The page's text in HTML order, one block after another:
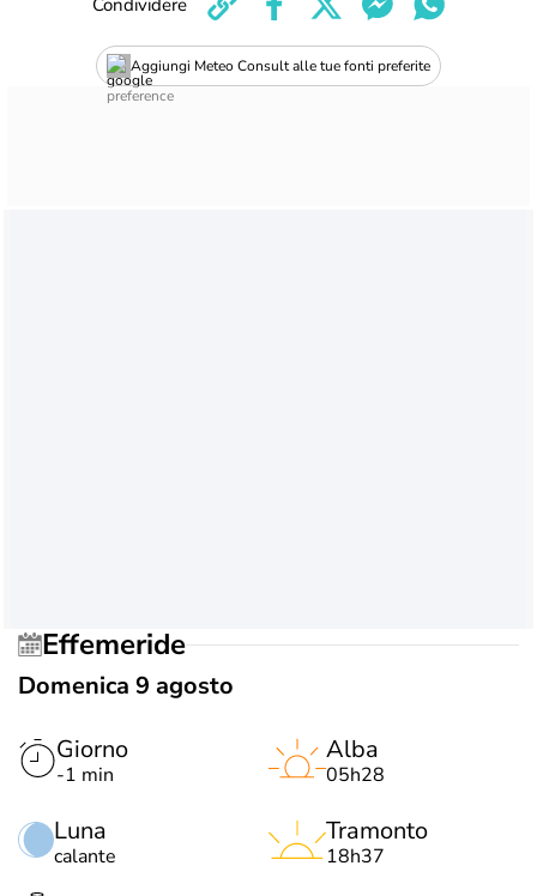
Aggiungi Meteo Consult alle tue fonti preferite
Condividere
Effemeride
Domenica 9 agosto
Giorno
-1 min
Luna
calante
Alba
05h28
Tramonto
18h37